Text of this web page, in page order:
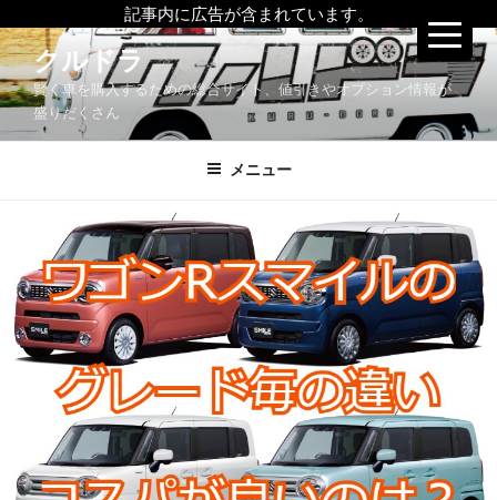
記事内に広告が含まれています。
コ
ン
テ
ツ
クルドラ
賢く車を購入するための総合サイト、値引きやオプション情報が
盛りだくさん
メニュー